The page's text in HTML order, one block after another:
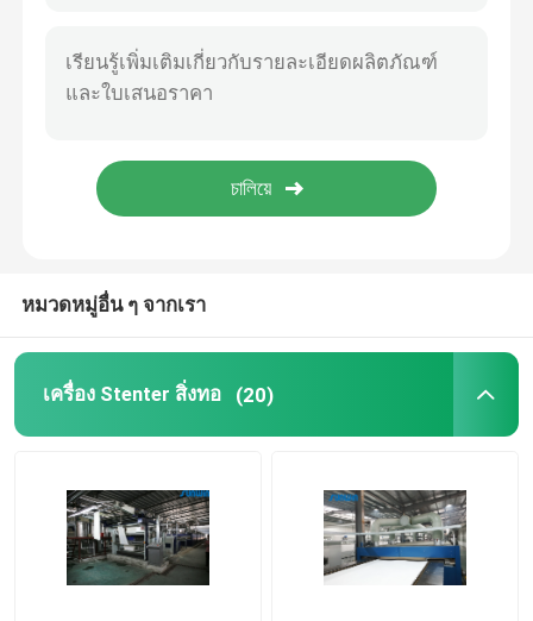
เครื่องอบผ้า
เครื่องทำลมแห้ง
หมวดหมู่อื่น ๆ จากเรา
เครื่อง Stenter สิ่งทอ (20)